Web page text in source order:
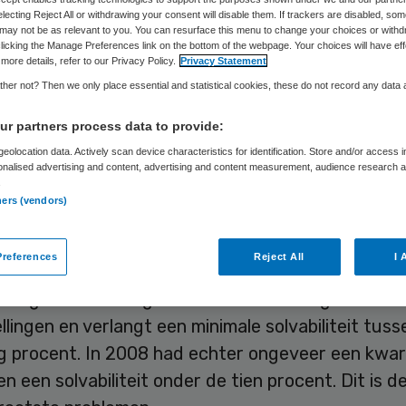
Skipr Redactie 4 december 2009,11:12 35 keer gelezen
positie van zorginstellingen is zwak. Ruim
heeft een vermogenspositie die niet
van het Waarborgfonds voor de Zorgsector.
die het Bureau voor de Statistiek (CBS)
en verlangt een minimale solvabiliteit
procent. In 2008 had echter ongeveer een
een solvabiliteit onder de tien procent. Dit is
Reject All or withdrawing your consent will disable them. If trackers are disabled,
not be as relevant to you. You can resurface this menu to change your choices or
the Manage Preferences link on the bottom of the webpage. Your choices will have
details, refer to our Privacy Policy. Privacy Statement
not? Then we only place essential and statistical cookies, these do not record any data
partners process data to provide:
data. Actively scan device characteristics for identification. Store and/or access
advertising and content, advertising and content measurement, audience research
(vendors)
Reject All I